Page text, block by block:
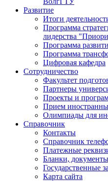
Развитие
Итоги
Программа
лидерства
Программа
Программа
Цифровая кафедра
Сотрудничество
Факультет
Партнеры
Проекты и
Прием
Олимпиады для
Справочник
Контакты
Справочник
Платежные
Бланки,
Государственные
Карта сайта